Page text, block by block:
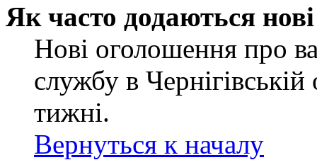
Як часто додаються
Нові оголошення про
службу в
тижні.
Вернуться к началу